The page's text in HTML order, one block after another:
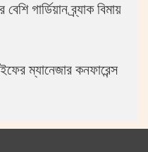
গার্ডিয়ান ব্র্যাক বিমায়
ম্যানেজার কনফারেন্স